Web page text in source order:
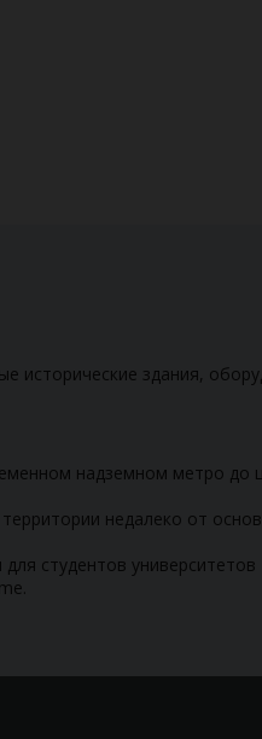
исторические здания,
надземном метро до
недалеко от
студентов